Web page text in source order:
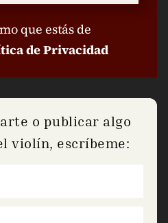
que estás de
de Privacidad
o publicar algo
violín, escríbeme: